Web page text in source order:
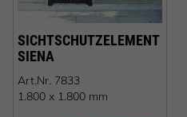
SICHTSCHUTZELEMENT
SIENA
Art.Nr. 7833
1.800 x 1.800 mm